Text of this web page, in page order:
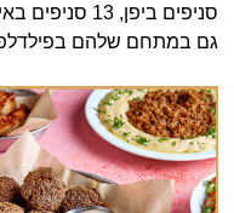
סניפים ביפן,
גם במתחם שלהם